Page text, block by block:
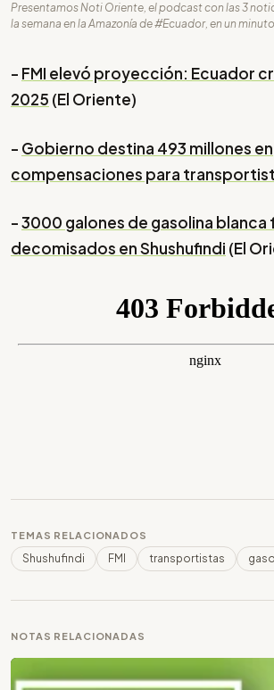
Presentamos Noti Oriente, el podcast con las 3
la semana en la Amazonía de #Ecuador, en un
- FMI elevó proyección: Ecuador
2025 (El Oriente)
- Gobierno destina 493 millones en
compensaciones para
-3000 galones de gasolina blanca
decomisados en Shushufindi (El
TEMAS RELACIONADOS
Shushufindi FMI transportistas
NOTAS RELACIONADAS